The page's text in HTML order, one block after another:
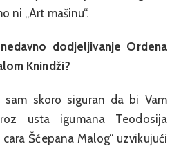
ni „Art mašinu“.
dodjeljivanje Ordena
Knindži?
sam skoro siguran da bi Vam
usta igumana Teodosija
Šćepana Malog“ uzvikujući